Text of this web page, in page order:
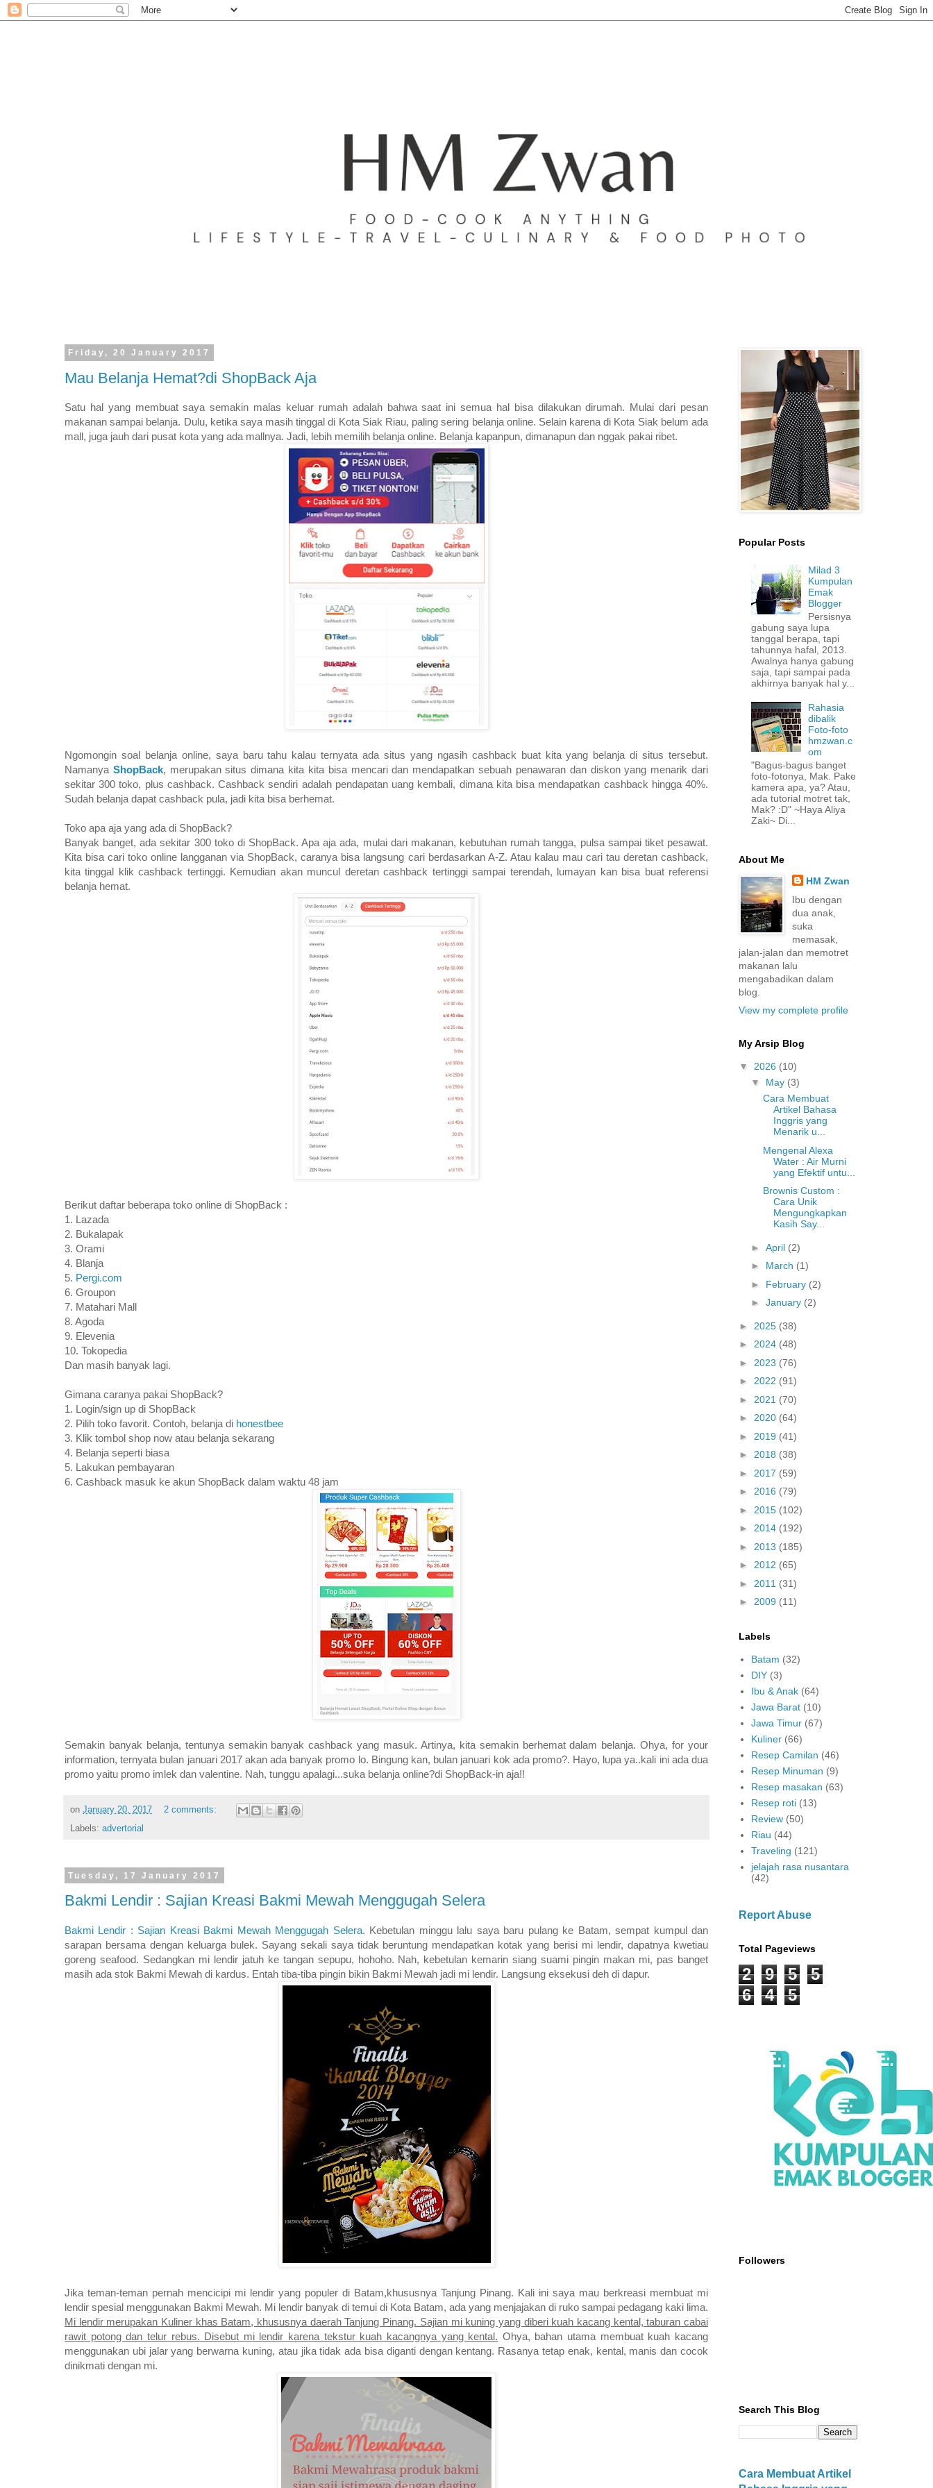
Friday, 20 January 2017
Mau Belanja Hemat?di ShopBack Aja
Satu hal yang membuat saya semakin malas keluar rumah adalah bahwa saat ini semua hal bisa dilakukan dirumah. Mulai dari pesan
makanan sampai belanja. Dulu, ketika saya masih tinggal di Kota Siak Riau, paling sering belanja online. Selain karena di Kota Siak belum ada
mall, juga jauh dari pusat kota yang ada mallnya. Jadi, lebih memilih belanja online. Belanja kapanpun, dimanapun dan nggak pakai ribet.
Ngomongin soal belanja online, saya baru tahu kalau ternyata ada situs yang ngasih cashback buat kita yang belanja di situs tersebut.
Namanya ShopBack, merupakan situs dimana kita kita bisa mencari dan mendapatkan sebuah penawaran dan diskon yang menarik dari
sekitar 300 toko, plus cashback. Cashback sendiri adalah pendapatan uang kembali, dimana kita bisa mendapatkan cashback hingga 40%.
Sudah belanja dapat cashback pula, jadi kita bisa berhemat.
Toko apa aja yang ada di ShopBack?
Banyak banget, ada sekitar 300 toko di ShopBack. Apa aja ada, mulai dari makanan, kebutuhan rumah tangga, pulsa sampai tiket pesawat.
Kita bisa cari toko online langganan via ShopBack, caranya bisa langsung cari berdasarkan A-Z. Atau kalau mau cari tau deretan cashback,
kita tinggal klik cashback tertinggi. Kemudian akan muncul deretan cashback tertinggi sampai terendah, lumayan kan bisa buat referensi
belanja hemat.
Berikut daftar beberapa toko online di ShopBack :
1. Lazada
2. Bukalapak
3. Orami
4. Blanja
5. Pergi.com
6. Groupon
7. Matahari Mall
8. Agoda
9. Elevenia
10. Tokopedia
Dan masih banyak lagi.
Gimana caranya pakai ShopBack?
1. Login/sign up di ShopBack
2. Pilih toko favorit. Contoh, belanja di honestbee
3. Klik tombol shop now atau belanja sekarang
4. Belanja seperti biasa
5. Lakukan pembayaran
6. Cashback masuk ke akun ShopBack dalam waktu 48 jam
Semakin banyak belanja, tentunya semakin banyak cashback yang masuk. Artinya, kita semakin berhemat dalam belanja. Ohya, for your
information, ternyata bulan januari 2017 akan ada banyak promo lo. Bingung kan, bulan januari kok ada promo?. Hayo, lupa ya..kali ini ada dua
promo yaitu promo imlek dan valentine. Nah, tunggu apalagi...suka belanja online?di ShopBack-in aja!!
on January 20, 2017
2 comments:
Labels: advertorial
Tuesday, 17 January 2017
Bakmi Lendir : Sajian Kreasi Bakmi Mewah Menggugah Selera
Bakmi Lendir : Sajian Kreasi Bakmi Mewah Menggugah Selera. Kebetulan minggu lalu saya baru pulang ke Batam, sempat kumpul dan
sarapan bersama dengan keluarga bulek. Sayang sekali saya tidak beruntung mendapatkan kotak yang berisi mi lendir, dapatnya kwetiau
goreng seafood. Sedangkan mi lendir jatuh ke tangan sepupu, hohoho. Nah, kebetulan kemarin siang suami pingin makan mi, pas banget
masih ada stok Bakmi Mewah di kardus. Entah tiba-tiba pingin bikin Bakmi Mewah jadi mi lendir. Langsung eksekusi deh di dapur.
Jika teman-teman pernah mencicipi mi lendir yang populer di Batam,khususnya Tanjung Pinang. Kali ini saya mau berkreasi membuat mi
lendir spesial menggunakan Bakmi Mewah. Mi lendir banyak di temui di Kota Batam, ada yang menjajakan di ruko sampai pedagang kaki lima.
Mi lendir merupakan Kuliner khas Batam, khususnya daerah Tanjung Pinang. Sajian mi kuning yang diberi kuah kacang kental, taburan cabai
rawit potong dan telur rebus. Disebut mi lendir karena tekstur kuah kacangnya yang kental. Ohya, bahan utama membuat kuah kacang
menggunakan ubi jalar yang berwarna kuning, atau jika tidak ada bisa diganti dengan kentang. Rasanya tetap enak, kental, manis dan cocok
dinikmati dengan mi.
Popular Posts
Milad 3
Kumpulan
Emak
Blogger
Persisnya
gabung saya lupa
tanggal berapa, tapi
tahunnya hafal, 2013.
Awalnya hanya gabung
saja, tapi sampai pada
akhirnya banyak hal y...
Rahasia
dibalik
Foto-foto
hmzwan.c
om
"Bagus-bagus banget
foto-fotonya, Mak. Pake
kamera apa, ya? Atau,
ada tutorial motret tak,
Mak? :D" ~Haya Aliya
Zaki~ Di...
About Me
HM Zwan
Ibu dengan
dua anak,
suka
memasak,
jalan-jalan dan memotret
makanan lalu
mengabadikan dalam
blog.
View my complete profile
My Arsip Blog
▼ 2026 (10)
▼ May (3)
Cara Membuat
Artikel Bahasa
Inggris yang
Menarik u...
Mengenal Alexa
Water : Air Murni
yang Efektif untu...
Brownis Custom :
Cara Unik
Mengungkapkan
Kasih Say...
► April (2)
► March (1)
► February (2)
► January (2)
► 2025 (38)
► 2024 (48)
► 2023 (76)
► 2022 (91)
► 2021 (70)
► 2020 (64)
► 2019 (41)
► 2018 (38)
► 2017 (59)
► 2016 (79)
► 2015 (102)
► 2014 (192)
► 2013 (185)
► 2012 (65)
► 2011 (31)
► 2009 (11)
Labels
Batam (32)
DIY (3)
Ibu & Anak (64)
Jawa Barat (10)
Jawa Timur (67)
Kuliner (66)
Resep Camilan (46)
Resep Minuman (9)
Resep masakan (63)
Resep roti (13)
Review (50)
Riau (44)
Traveling (121)
jelajah rasa nusantara
(42)
Report Abuse
Total Pageviews
2 9 5
5
6
4 5
Followers
Search This Blog
Cara Membuat Artikel